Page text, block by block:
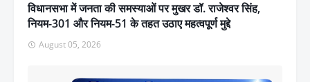
विधानसभा में जनता की समस्याओं पर मुखर डॉ. राजेश्वर सिंह,
नियम-301 और नियम-51 के तहत उठाए महत्वपूर्ण मुद्दे
August 05, 2026